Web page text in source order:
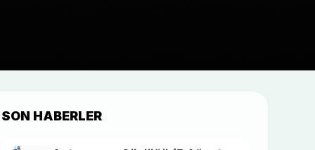
SON HABERLER